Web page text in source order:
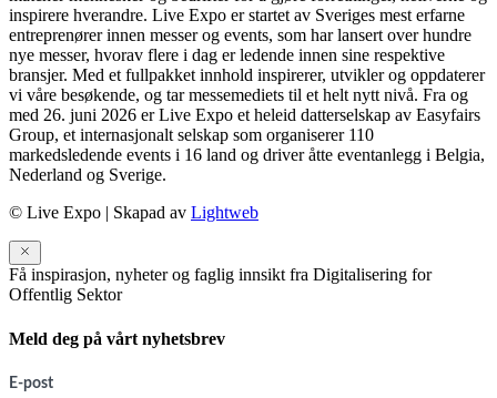
inspirere hverandre. Live Expo er startet av Sveriges mest erfarne
entreprenører innen messer og events, som har lansert over hundre
nye messer, hvorav flere i dag er ledende innen sine respektive
bransjer. Med et fullpakket innhold inspirerer, utvikler og oppdaterer
vi våre besøkende, og tar messemediets til et helt nytt nivå. Fra og
med 26. juni 2026 er Live Expo et heleid datterselskap av Easyfairs
Group, et internasjonalt selskap som organiserer 110
markedsledende events i 16 land og driver åtte eventanlegg i Belgia,
Nederland og Sverige.
© Live Expo | Skapad av Lightweb
Få inspirasjon, nyheter og faglig innsikt fra Digitalisering for
Offentlig Sektor
Meld deg på vårt nyhetsbrev
E-post